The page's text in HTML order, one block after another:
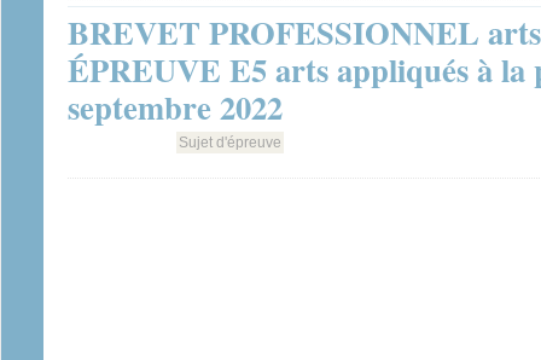
BREVET PROFESSIONNEL
ÉPREUVE E5 arts appliqués à la
septembre 2022
Sujet d'épreuve